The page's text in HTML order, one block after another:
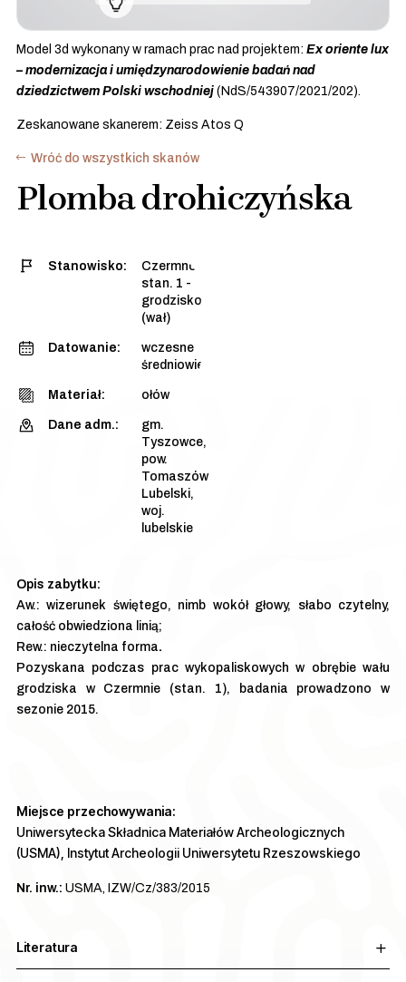
Model 3d wykonany w ramach prac nad projektem: Ex oriente lux
– modernizacja i umiędzynarodowienie badań nad
dziedzictwem Polski wschodniej (NdS/543907/2021/202).
Zeskanowane skanerem: Zeiss Atos Q
Wróć do wszystkich skanów
Plomba drohiczyńska
Stanowisko:
Czermno,
stan. 1 -
grodzisko
(wał)
Datowanie:
wczesne
średniowiecze
Materiał: ołów
Dane adm.:
gm.
Tyszowce,
pow.
Tomaszów
Lubelski,
woj.
lubelskie
Aw.: wizerunek świętego, nimb wokół głowy, słabo czytelny,
całość obwiedziona linią;
Rew.: nieczytelna forma.
Pozyskana podczas prac wykopaliskowych w obrębie wału
grodziska w Czermnie (stan. 1), badania prowadzono w
sezonie 2015.
Miejsce przechowywania:
Uniwersytecka Składnica Materiałów Archeologicznych
(USMA), Instytut Archeologii Uniwersytetu Rzeszowskiego
Nr. inw.: USMA, IZW/Cz/383/2015
Literatura